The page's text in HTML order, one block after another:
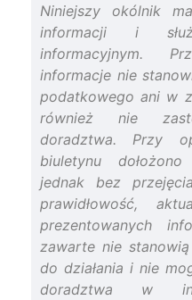
Niniejszy okólnik
informacji i
informacyjnym.
informacje nie
podatkowego ani w
również nie
doradztwa. Przy
biuletynu
jednak bez
prawidłowość,
prezentowanych
zawarte nie
do działania i nie
doradztwa w